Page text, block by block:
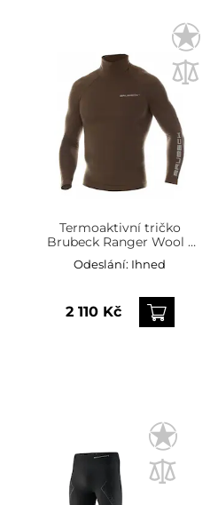
Termoaktivní tričko
Brubeck Ranger Wool -
Khaki
Odeslání: Ihned
2 110 Kč